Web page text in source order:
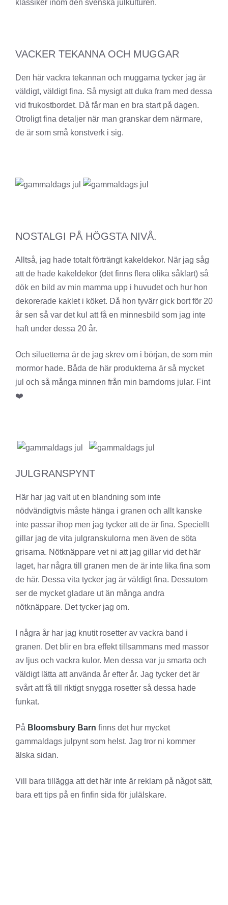
klassiker inom den svenska julkulturen.
VACKER TEKANNA OCH MUGGAR
Den här vackra tekannan och muggarna tycker jag är
väldigt, väldigt fina. Så mysigt att duka fram med dessa
vid frukostbordet. Då får man en bra start på dagen.
Otroligt fina detaljer när man granskar dem närmare,
de är som små konstverk i sig.
NOSTALGI PÅ HÖGSTA NIVÅ.
Alltså, jag hade totalt förträngt kakeldekor. När jag såg
att de hade kakeldekor (det finns flera olika såklart) så
dök en bild av min mamma upp i huvudet och hur hon
dekorerade kaklet i köket. Då hon tyvärr gick bort för 20
år sen så var det kul att få en minnesbild som jag inte
haft under dessa 20 år.
Och siluetterna är de jag skrev om i början, de som min
mormor hade. Båda de här produkterna är så mycket
jul och så många minnen från min barndoms jular. Fint
❤️
JULGRANSPYNT
Här har jag valt ut en blandning som inte
nödvändigtvis måste hänga i granen och allt kanske
inte passar ihop men jag tycker att de är fina. Speciellt
gillar jag de vita julgranskulorna men även de söta
grisarna. Nötknäppare vet ni att jag gillar vid det här
laget, har några till granen men de är inte lika fina som
de här. Dessa vita tycker jag är väldigt fina. Dessutom
ser de mycket gladare ut än många andra
nötknäppare. Det tycker jag om.
I några år har jag knutit rosetter av vackra band i
granen. Det blir en bra effekt tillsammans med massor
av ljus och vackra kulor. Men dessa var ju smarta och
väldigt lätta att använda år efter år. Jag tycker det är
svårt att få till riktigt snygga rosetter så dessa hade
funkat.
På Bloomsbury Barn finns det hur mycket
gammaldags julpynt som helst. Jag tror ni kommer
älska sidan.
Vill bara tillägga att det här inte är reklam på något sätt,
bara ett tips på en finfin sida för julälskare.